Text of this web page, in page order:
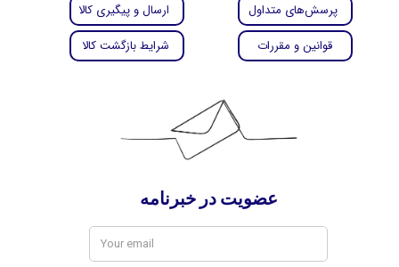
ارسال و پیگیری کالا
شرایط بازگشت کالا
پرسش‌های متداول
قوانین و مقررات